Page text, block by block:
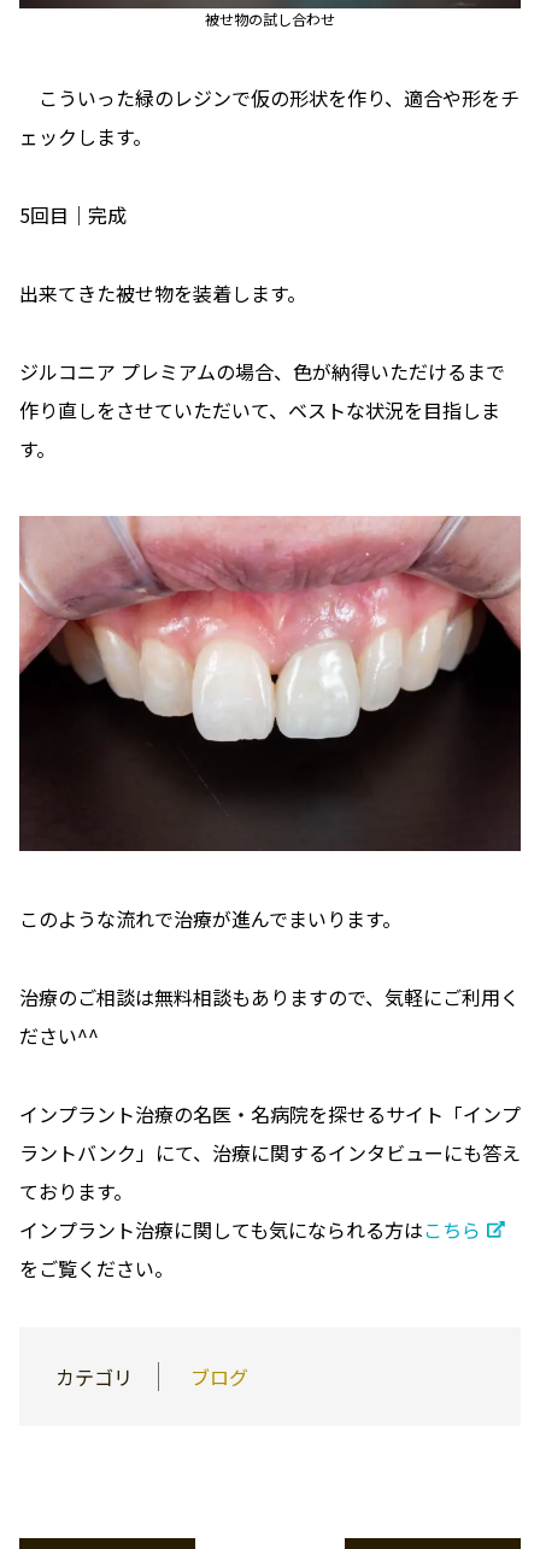
被せ物の試し合わせ
こういった緑のレジンで仮の形状を作り、適合や形をチ
ェックします。
5回目｜完成
出来てきた被せ物を装着します。
ジルコニア プレミアムの場合、色が納得いただけるまで
作り直しをさせていただいて、ベストな状況を目指しま
す。
このような流れで治療が進んでまいります。
治療のご相談は無料相談もありますので、気軽にご利用く
ださい^^
インプラント治療の名医・名病院を探せるサイト「インプ
ラントバンク」にて、治療に関するインタビューにも答え
ております。
インプラント治療に関しても気になられる方はこちら
をご覧ください。
カテゴリ ブログ